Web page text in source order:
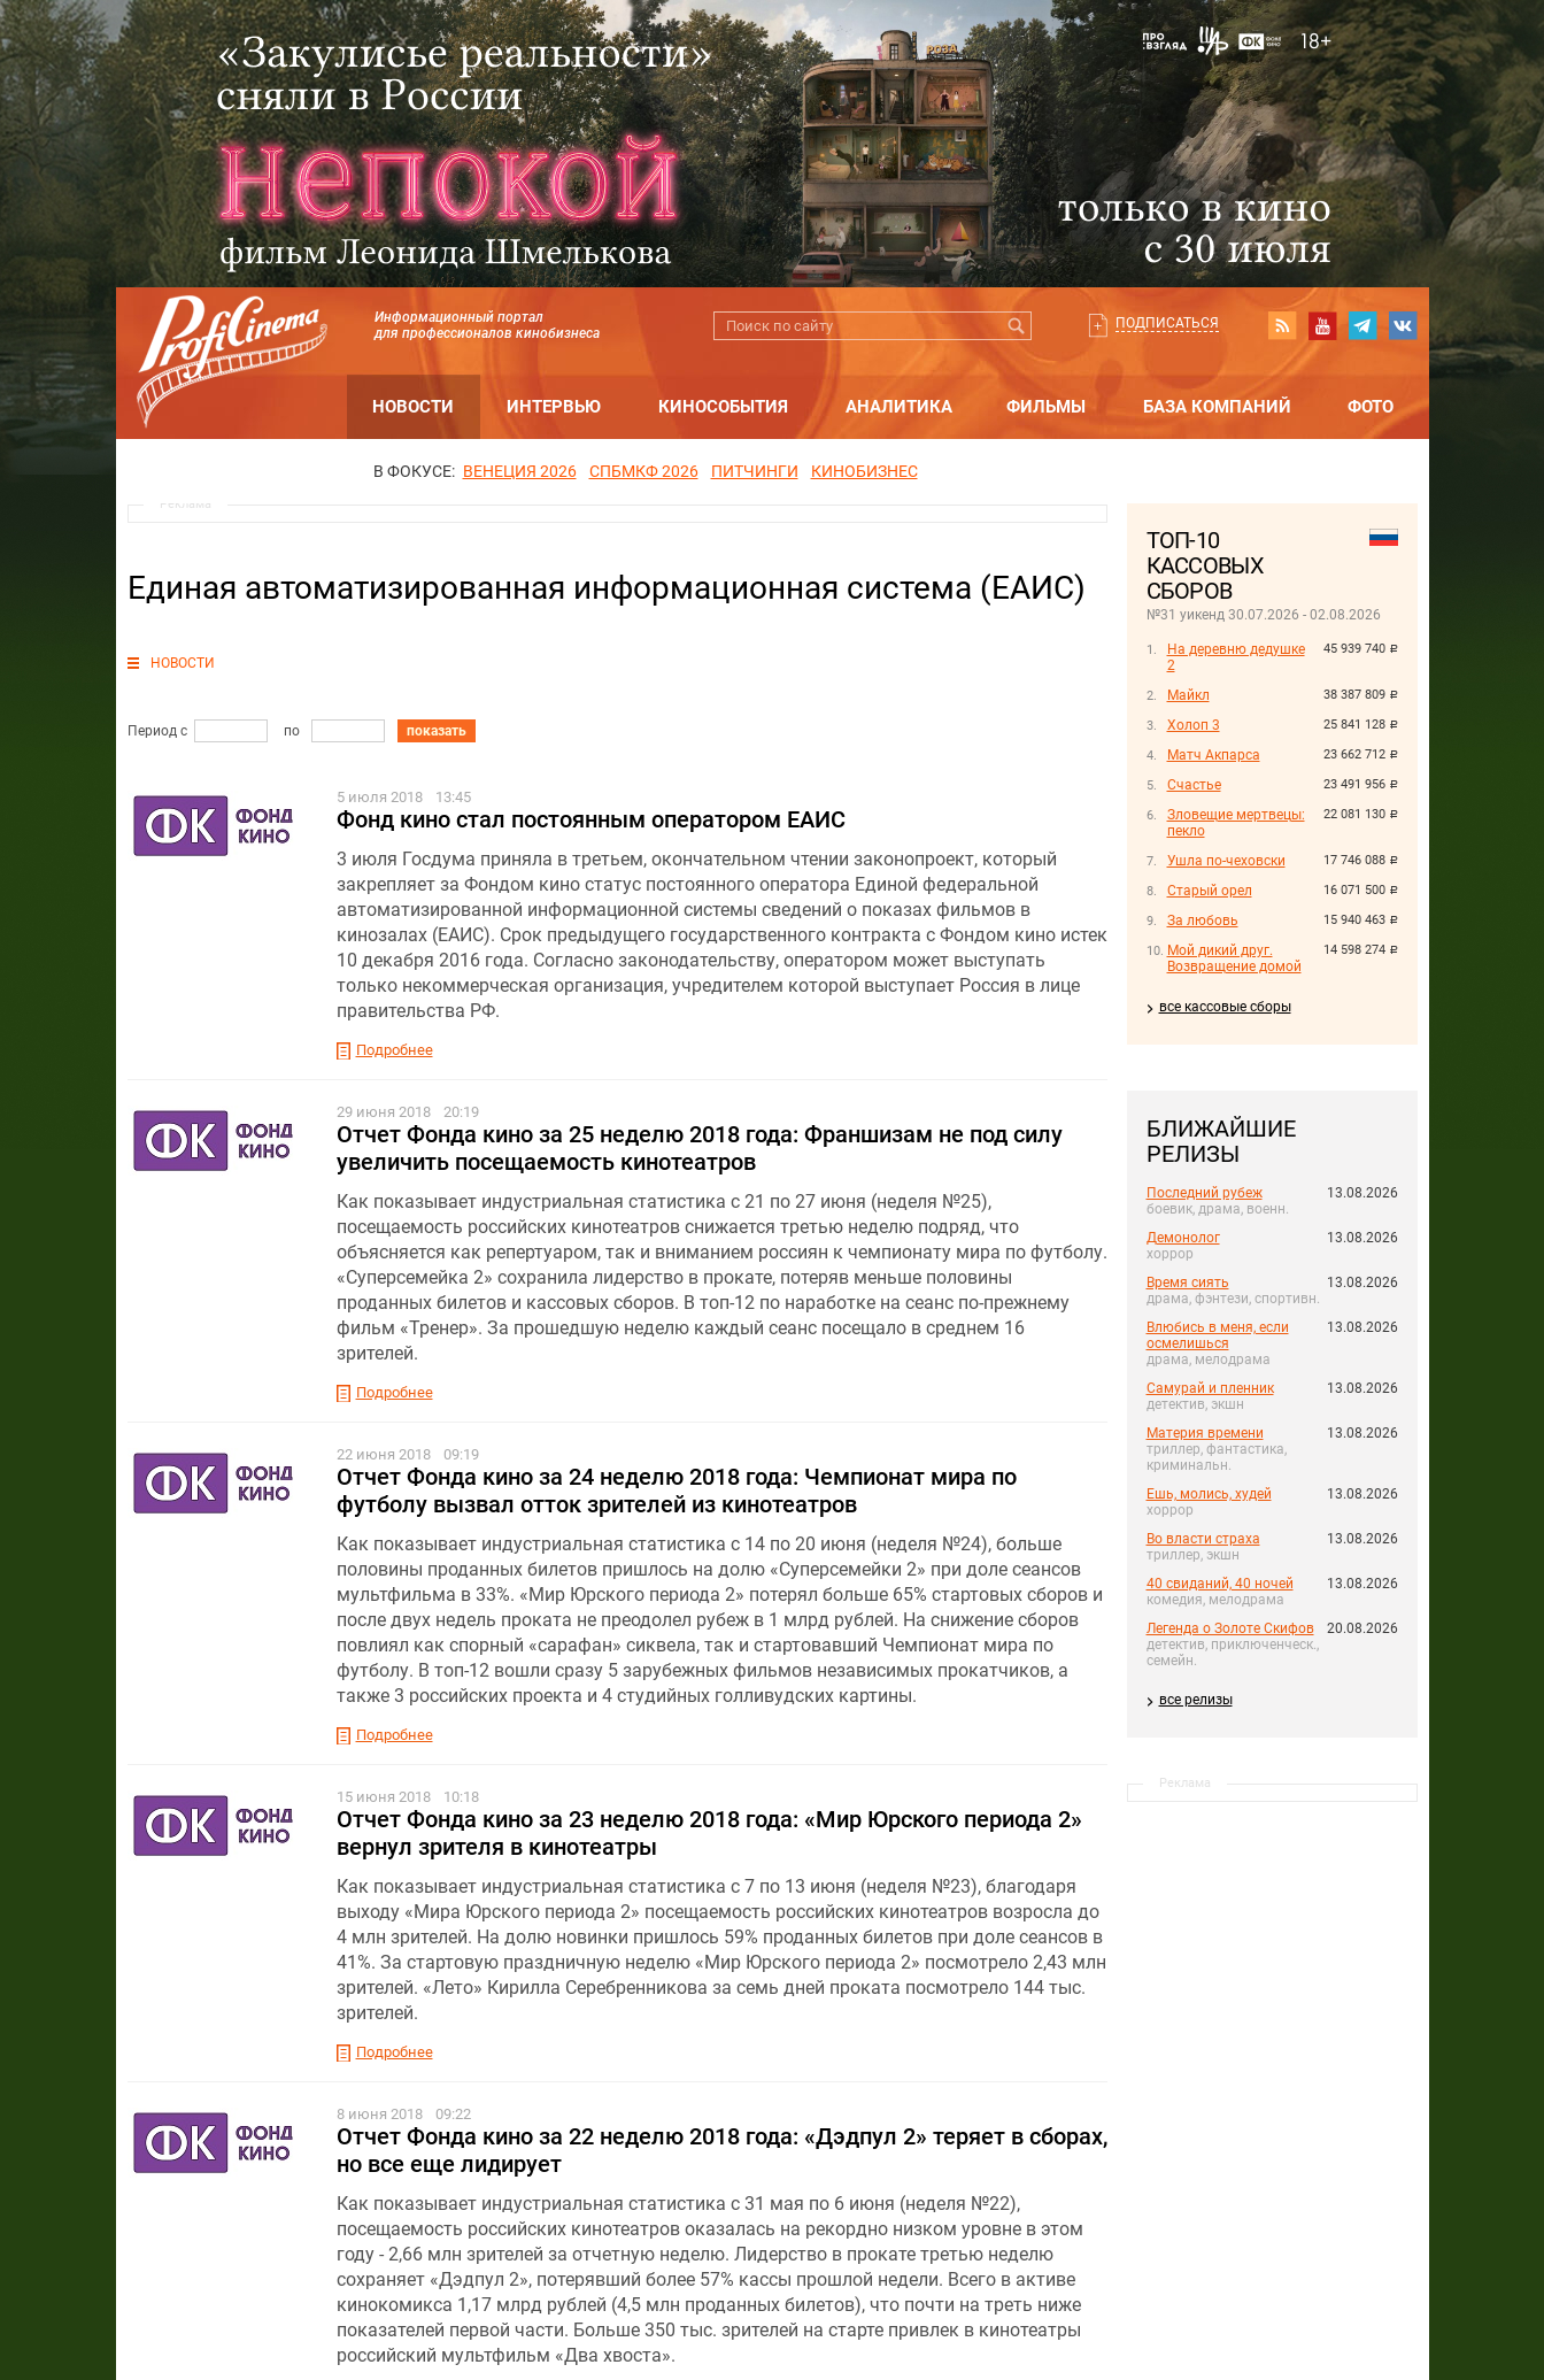
Информационный портал
для профессионалов кинобизнеса
ПОДПИСАТЬСЯ
НОВОСТИ ИНТЕРВЬЮ КИНОСОБЫТИЯ АНАЛИТИКА ФИЛЬМЫ БАЗА КОМПАНИЙ ФОТО
В ФОКУСЕ: ВЕНЕЦИЯ 2026 СПБМКФ 2026 ПИТЧИНГИ КИНОБИЗНЕС
ТОП-10
КАССОВЫХ
СБОРОВ
№31 уикенд 30.07.2026 - 02.08.2026
45 939 740 руб.
На деревню дедушке
2
38 387 809 руб.
Майкл
25 841 128 руб.
Холоп 3
23 662 712 руб.
Матч Акпарса
23 491 956 руб.
Счастье
22 081 130 руб.
Зловещие мертвецы:
пекло
17 746 088 руб.
Ушла по-чеховски
16 071 500 руб.
Старый орел
15 940 463 руб.
За любовь
14 598 274 руб.
Мой дикий друг.
Возвращение домой
все кассовые сборы
БЛИЖАЙШИЕ
РЕЛИЗЫ
Последний рубеж
боевик, драма, военн.
13.08.2026
Демонолог
хоррор
13.08.2026
Время сиять
драма, фэнтези, спортивн.
13.08.2026
Влюбись в меня, если
осмелишься
драма, мелодрама
13.08.2026
Самурай и пленник
детектив, экшн
13.08.2026
Материя времени
триллер, фантастика,
криминальн.
13.08.2026
Ешь, молись, худей
хоррор
13.08.2026
Во власти страха
триллер, экшн
13.08.2026
40 свиданий, 40 ночей
комедия, мелодрама
13.08.2026
Легенда о Золоте Скифов
детектив, приключенческ.,
семейн.
20.08.2026
все релизы
Реклама
Реклама
Единая автоматизированная информационная система (ЕАИС)
НОВОСТИ
Период с по показать
5 июля 2018 13:45
Фонд кино стал постоянным оператором ЕАИС
3 июля Госдума приняла в третьем, окончательном чтении законопроект, который
закрепляет за Фондом кино статус постоянного оператора Единой федеральной
автоматизированной информационной системы сведений о показах фильмов в
кинозалах (ЕАИС). Срок предыдущего государственного контракта с Фондом кино истек
10 декабря 2016 года. Согласно законодательству, оператором может выступать
только некоммерческая организация, учредителем которой выступает Россия в лице
правительства РФ.
Подробнее
29 июня 2018 20:19
Отчет Фонда кино за 25 неделю 2018 года: Франшизам не под силу
увеличить посещаемость кинотеатров
Как показывает индустриальная статистика с 21 по 27 июня (неделя №25),
посещаемость российских кинотеатров снижается третью неделю подряд, что
объясняется как репертуаром, так и вниманием россиян к чемпионату мира по футболу.
«Суперсемейка 2» сохранила лидерство в прокате, потеряв меньше половины
проданных билетов и кассовых сборов. В топ-12 по наработке на сеанс по-прежнему
фильм «Тренер». За прошедшую неделю каждый сеанс посещало в среднем 16
зрителей.
Подробнее
22 июня 2018 09:19
Отчет Фонда кино за 24 неделю 2018 года: Чемпионат мира по
футболу вызвал отток зрителей из кинотеатров
Как показывает индустриальная статистика с 14 по 20 июня (неделя №24), больше
половины проданных билетов пришлось на долю «Суперсемейки 2» при доле сеансов
мультфильма в 33%. «Мир Юрского периода 2» потерял больше 65% стартовых сборов и
после двух недель проката не преодолел рубеж в 1 млрд рублей. На снижение сборов
повлиял как спорный «сарафан» сиквела, так и стартовавший Чемпионат мира по
футболу. В топ-12 вошли сразу 5 зарубежных фильмов независимых прокатчиков, а
также 3 российских проекта и 4 студийных голливудских картины.
Подробнее
15 июня 2018 10:18
Отчет Фонда кино за 23 неделю 2018 года: «Мир Юрского периода 2»
вернул зрителя в кинотеатры
Как показывает индустриальная статистика с 7 по 13 июня (неделя №23), благодаря
выходу «Мира Юрского периода 2» посещаемость российских кинотеатров возросла до
4 млн зрителей. На долю новинки пришлось 59% проданных билетов при доле сеансов в
41%. За стартовую праздничную неделю «Мир Юрского периода 2» посмотрело 2,43 млн
зрителей. «Лето» Кирилла Серебренникова за семь дней проката посмотрело 144 тыс.
зрителей.
Подробнее
8 июня 2018 09:22
Отчет Фонда кино за 22 неделю 2018 года: «Дэдпул 2» теряет в сборах,
но все еще лидирует
Как показывает индустриальная статистика с 31 мая по 6 июня (неделя №22),
посещаемость российских кинотеатров оказалась на рекордно низком уровне в этом
году - 2,66 млн зрителей за отчетную неделю. Лидерство в прокате третью неделю
сохраняет «Дэдпул 2», потерявший более 57% кассы прошлой недели. Всего в активе
кинокомикса 1,17 млрд рублей (4,5 млн проданных билетов), что почти на треть ниже
показателей первой части. Больше 350 тыс. зрителей на старте привлек в кинотеатры
российский мультфильм «Два хвоста».